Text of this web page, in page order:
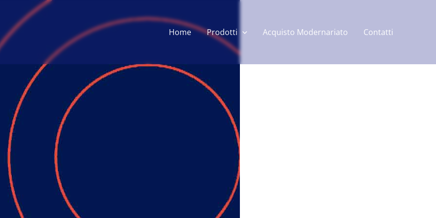
Home Prodotti Acquisto Modernariato Contatti